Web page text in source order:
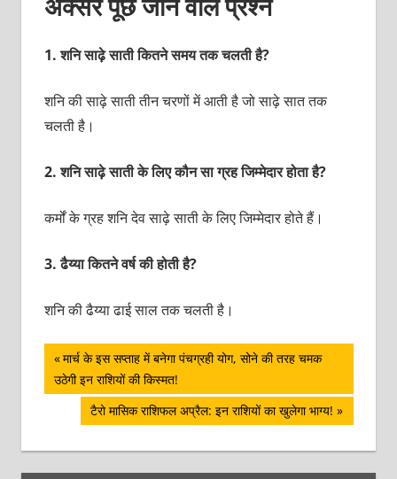
1.शनि साढ़े साती कितने समय तक चलती है?
शनि की साढ़े साती तीन चरणों में आती है जो साढ़े सात तक
चलती है।
2.शनि साढ़े साती के लिए कौन सा ग्रह जिम्मेदार होता है?
कर्मों के ग्रह शनि देव साढ़े साती के लिए जिम्मेदार होते हैं।
3.ढैय्या कितने वर्ष की होती है?
शनि की ढैय्या ढाई साल तक चलती है।
पोस्ट
नेविगेशन
Previous
Post:
मार्च के इस सप्ताह में बनेगा पंचग्रही योग, सोने की तरह चमक
उठेगी इन राशियों की किस्मत!
Next
Post:
टैरो मासिक राशिफल अप्रैल: इन राशियों का खुलेगा भाग्‍य!